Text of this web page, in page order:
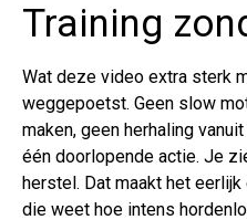
Training
Wat deze video extra sterk
weggepoetst. Geen slow
maken, geen herhaling
één doorlopende actie. Je
herstel. Dat maakt het
die weet hoe intens